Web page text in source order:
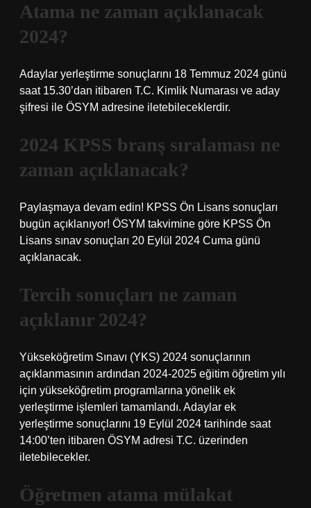
Atama ne zaman açıklanacak
2024?
Adaylar yerleştirme sonuçlarını 18 Temmuz 2024 günü
saat 15.30’dan itibaren T.C. Kimlik Numarası ve aday
şifresi ile ÖSYM adresine iletebileceklerdir.
2024 KPSS branş sıralaması ne
zaman açıklanacak?
Paylaşmaya devam edin! KPSS Ön Lisans sonuçları
bugün açıklanıyor! ÖSYM takvimine göre KPSS Ön
Lisans sınav sonuçları 20 Eylül 2024 Cuma günü
açıklanacak.
Tercih sonuçları ne zaman
açıklanır 2024?
Yükseköğretim Sınavı (YKS) 2024 sonuçlarının
açıklanmasının ardından 2024-2025 eğitim öğretim yılı
için yükseköğretim programlarına yönelik ek
yerleştirme işlemleri tamamlandı. Adaylar ek
yerleştirme sonuçlarını 19 Eylül 2024 tarihinde saat
14:00’ten itibaren ÖSYM adresi T.C. üzerinden
iletebilecekler.
Öğretmen atama mülakat